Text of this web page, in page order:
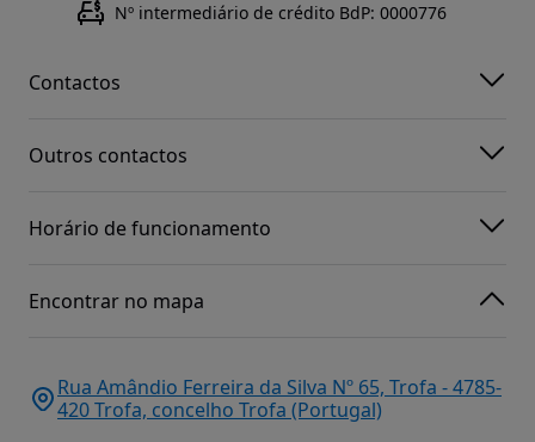
Nº intermediário de crédito BdP: 0000776
Contactos
Outros contactos
Horário de funcionamento
Encontrar no mapa
Rua Amândio Ferreira da Silva Nº 65, Trofa - 4785-
420 Trofa, concelho Trofa (Portugal)